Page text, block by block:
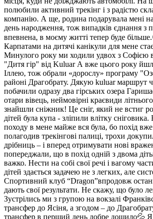
полюбили активний трекінг і з радістю
компанію. А ще, родина подарувала мені
день народження, тож випадків єднання з
впевнена, в моєму житті тепер буде
Карпатами на дитячі канікули для мене
Минулого року ми ходили удвох з Софією в
"Дитя гір" від Kuluar А вже цього року
Іллею, тож обрали «дорослу» програму
районі Драгобрату. Дякую kuluar маршрут
побачили одразу два гірських озера
отари вівець, неймовірні краєвиди
знайшли сніжник! Це сніг, який не встиг
дітей була купа - зліпили влітку сніговика.
походу в мене майже вся була, бо похід
полагодив трекінгові палиці, трохи
дрібниць – і вперед отримувати нові
попереджали, що в похід одній з двома
важко. Нести на собі свої речі і вагому
дітей здається задачею не з легких, але
Спортивний клуб “Dragon”впродовж
дають свої результати. Не скажу, що було
Зустрілись ми з групою на вокзалі
трансфер до Ясіня, а згодом – до
трансфер в перший день добре дощило💦